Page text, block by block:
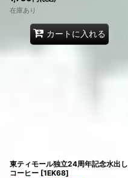
在庫あり
カートに入れる
東ティモール独立24周年記念水出し
コーヒー [1EK68]